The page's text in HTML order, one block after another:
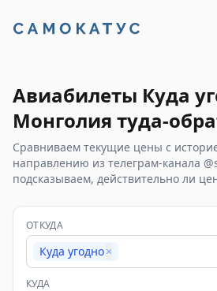
Авиабилеты Куда
Монголия туда-
Сравниваем текущие цены с
направлению из телеграм-канала
подсказываем, действительно ли
ОТКУДА
Куда угодно×
КУДА